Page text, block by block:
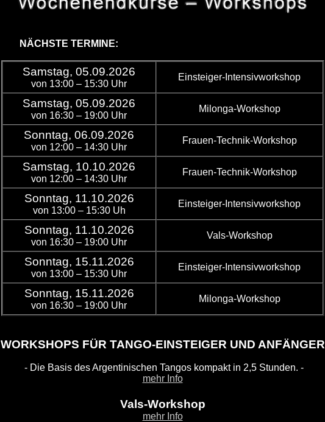
NÄCHSTE TERMINE:
Samstag, 05.09.2026
von 13:00 – 15:30 Uhr
Einsteiger-Intensivworkshop
Samstag, 05.09.2026
von 16:30 – 19:00 Uhr
Milonga-Workshop
Sonntag, 06.09.2026
von 12:00 – 14:30 Uhr
Frauen-Technik-Workshop
Samstag, 10.10.2026
von 12:00 – 14:30 Uhr
Frauen-Technik-Workshop
Sonntag, 11.10.2026
von 13:00 – 15:30 Uh
Einsteiger-Intensivworkshop
Sonntag, 11.10.2026
von 16:30 – 19:00 Uhr
Vals-Workshop
Sonntag, 15.11.2026
von 13:00 – 15:30 Uhr
Einsteiger-Intensivworkshop
Sonntag, 15.11.2026
von 16:30 – 19:00 Uhr
Milonga-Workshop
WORKSHOPS FÜR TANGO-EINSTEIGER UND ANFÄNGER
- Die Basis des Argentinischen Tangos kompakt in 2,5 Stunden. -
mehr Info
Vals-Workshop
mehr Info